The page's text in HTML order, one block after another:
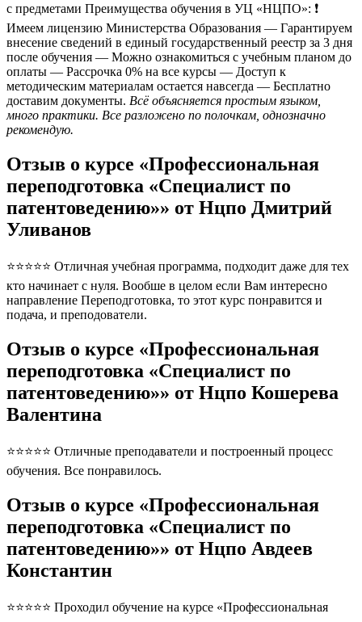
с предметами Преимущества обучения в УЦ «НЦПО»: ❗️
Имеем лицензию Министерства Образования — Гарантируем
внесение сведений в единый государственный реестр за 3 дня
после обучения — Можно ознакомиться с учебным планом до
оплаты — Рассрочка 0% на все курсы — Доступ к
методическим материалам остается навсегда — Бесплатно
доставим документы. Всё объясняется простым языком,
много практики. Все разложено по полочкам, однозначно
рекомендую.
Отзыв о курсе «Профессиональная
переподготовка «Специалист по
патентоведению»» от Нцпо Дмитрий
Уливанов
⭐⭐⭐⭐⭐ Отличная учебная программа, подходит даже для тех
кто начинает с нуля. Вообше в целом если Вам интересно
направление Переподготовка, то этот курс понравится и
подача, и преподователи.
Отзыв о курсе «Профессиональная
переподготовка «Специалист по
патентоведению»» от Нцпо Кошерева
Валентина
⭐⭐⭐⭐⭐ Отличные преподаватели и построенный процесс
обучения. Все понравилось.
Отзыв о курсе «Профессиональная
переподготовка «Специалист по
патентоведению»» от Нцпо Авдеев
Константин
⭐⭐⭐⭐⭐ Проходил обучение на курсе «Профессиональная